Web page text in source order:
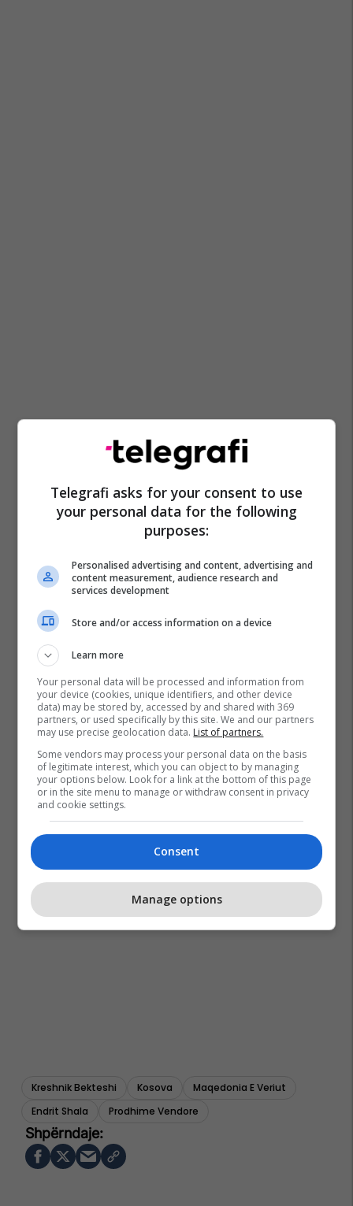
Kreshnik Bekteshi Kosova
Maqedonia E Veriut
Endrit Shala
Prodhime Vendore
Telegrafi asks for your consent to use
your personal data for the following
purposes:
Personalised advertising and content, advertising and
content measurement, audience research and
services development
Store and/or access information on a device
Learn more
Your personal data will be processed and information from
your device (cookies, unique identifiers, and other device
data) may be stored by, accessed by and shared with 369
partners, or used specifically by this site. We and our partners
may use precise geolocation data. List of partners.
Some vendors may process your personal data on the basis
of legitimate interest, which you can object to by managing
your options below. Look for a link at the bottom of this page
or in the site menu to manage or withdraw consent in privacy
and cookie settings.
Consent
Manage options